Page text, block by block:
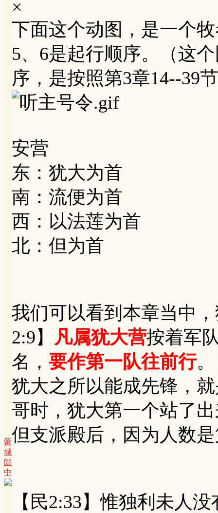
蒙
城
郎
中
×
下面这个动图，是一个
5、6是起行顺序。（这
序，是按照第3章14--39
安营
东：犹大为首
南：流便为首
西：以法莲为首
北：但为首
我们可以看到本章当中
2:9】 凡属犹大营按着军
名， 要作第一队往前行
犹大之所以能成先锋，
哥时，犹大第一个站了
但支派殿后，因为人数
【民2:33】惟独利未人